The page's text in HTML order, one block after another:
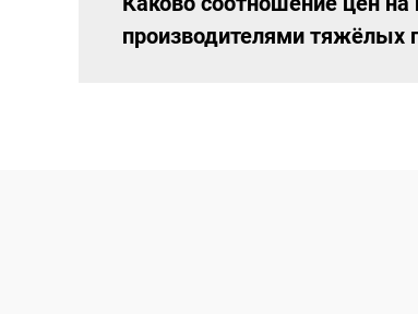
производителями тяжёлых